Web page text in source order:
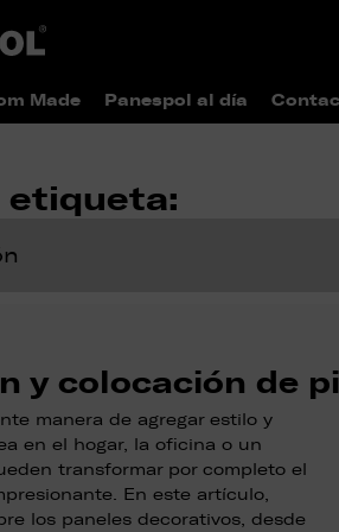
Made Panespol al día
etiqueta:
y colocación de
manera de agregar estilo y
en el hogar, la oficina o un
transformar por completo el
En este artículo,
los paneles decorativos, desde